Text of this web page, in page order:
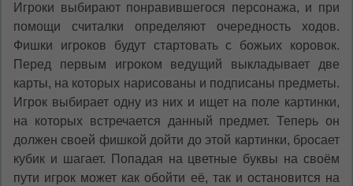
Игроки выбирают понравившегося персонажа, и при
помощи считалки определяют очередность ходов.
Фишки игроков будут стартовать с божьих коровок.
Перед первым игроком ведущий выкладывает две
карты, на которых нарисованы и подписаны предметы.
Игрок выбирает одну из них и ищет на поле картинки,
на которых встречается данный предмет. Теперь он
должен своей фишкой дойти до этой картинки, бросает
кубик и шагает. Попадая на цветные буквы на своём
пути игрок может как обойти её, так и остановится на